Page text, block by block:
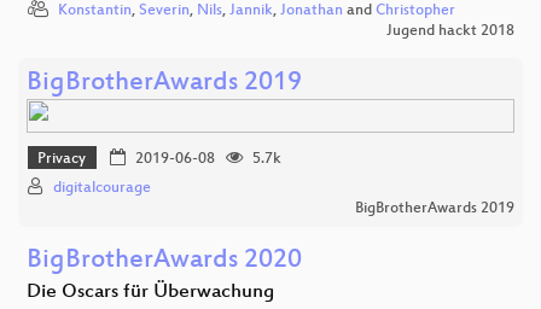
Konstantin, Severin, Nils, Jannik, Jonathan and Christopher
Jugend hackt 2018
BigBrotherAwards 2019
Privacy 2019-06-08
5.7k
digitalcourage
BigBrotherAwards 2019
BigBrotherAwards 2020
Die Oscars für Überwachung